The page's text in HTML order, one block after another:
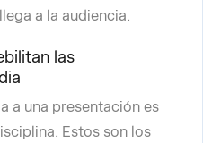
a la audiencia.
las
a una presentación es
Estos son los